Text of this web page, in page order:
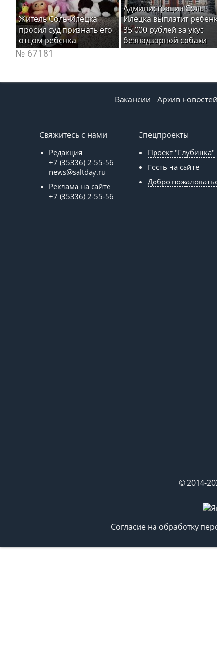
Житель Соль-Илецка
просил суд признать его
отцом ребенка
Администрация Соль-
Илецка выплатит
35 000 рублей за укус
безнадзорной собаки
№ 67181
Вакансии Архив новостей
Свяжитесь с нами
Редакция
+7 (35336) 2-55-56
news@saltday.ru
Реклама на сайте
+7 (35336) 2-55-56
Спецпроекты
Проект "Глубинка"
Гость на сайте
Добро
© 2014-
Согласие на обработку